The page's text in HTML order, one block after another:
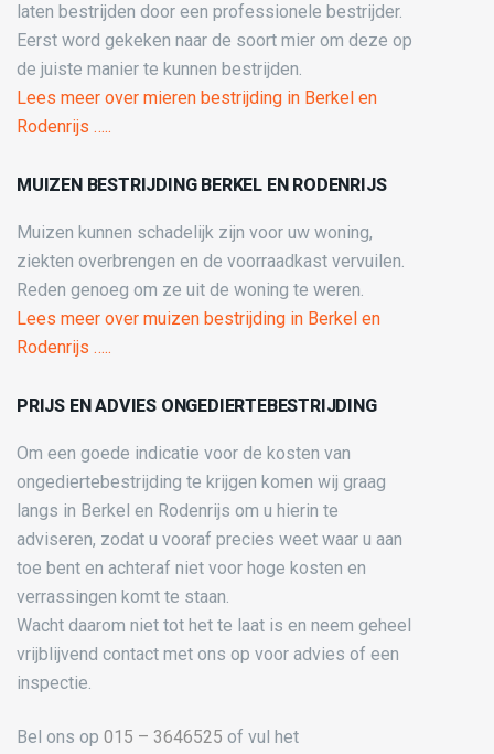
laten bestrijden door een professionele bestrijder.
Eerst word gekeken naar de soort mier om deze op
de juiste manier te kunnen bestrijden.
Lees meer over mieren bestrijding in Berkel en
Rodenrijs …..
MUIZEN BESTRIJDING BERKEL EN RODENRIJS
Muizen kunnen schadelijk zijn voor uw woning,
ziekten overbrengen en de voorraadkast vervuilen.
Reden genoeg om ze uit de woning te weren.
Lees meer over muizen bestrijding in Berkel en
Rodenrijs …..
PRIJS EN ADVIES ONGEDIERTEBESTRIJDING
Om een goede indicatie voor de kosten van
ongediertebestrijding te krijgen komen wij graag
langs in Berkel en Rodenrijs om u hierin te
adviseren, zodat u vooraf precies weet waar u aan
toe bent en achteraf niet voor hoge kosten en
verrassingen komt te staan.
Wacht daarom niet tot het te laat is en neem geheel
vrijblijvend contact met ons op voor advies of een
inspectie.
Bel ons op 015 – 3646525 of vul het